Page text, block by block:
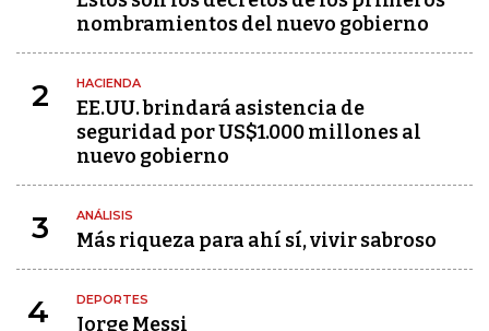
nombramientos del nuevo gobierno
2 HACIENDA
EE.UU. brindará asistencia de
seguridad por US$1.000 millones al
nuevo gobierno
3 ANÁLISIS
Más riqueza para ahí sí, vivir sabroso
4 DEPORTES
Jorge Messi